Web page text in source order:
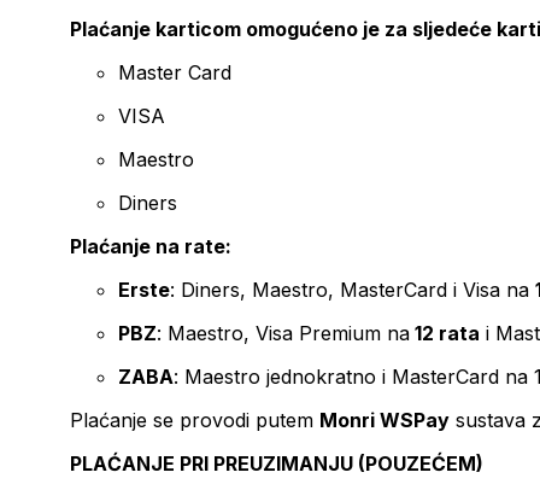
Plaćanje karticom omogućeno je za sljedeće
Master Card
VISA
Maestro
Diners
Plaćanje na rate:
Erste: Diners, Maestro, MasterCard i Visa na
PBZ: Maestro, Visa Premium na 12 rata i
ZABA: Maestro jednokratno i MasterCard na
Plaćanje se provodi putem Monri WSPay sustava
PLAĆANJE PRI PREUZIMANJU (POUZEĆEM)